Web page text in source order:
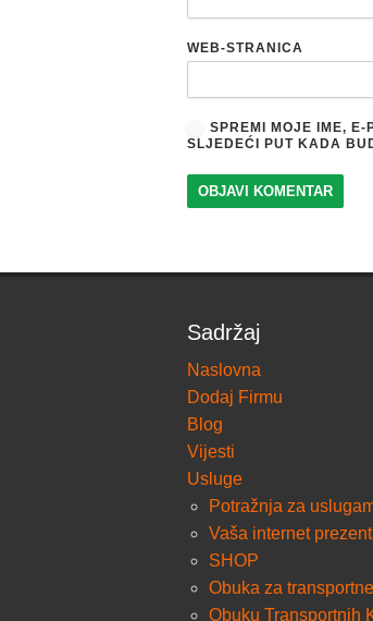
WEB-STRANICA
SPREMI MOJE IME, E-
SLJEDEĆI PUT KADA
Sadržaj
Naslovna
Dodaj Firmu
Blog
Vijesti
Usluge
Potražnja za
Vaša internet
SHOP
Obuka za
Obuku Transportnih